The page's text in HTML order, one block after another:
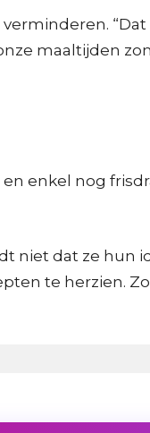
maaltijden
enkel nog
niet dat ze hun
te herzien.